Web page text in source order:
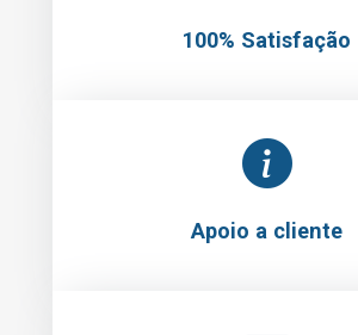
100% Satisfação
Apoio a cliente